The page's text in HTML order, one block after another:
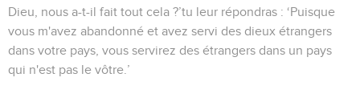
Dieu, nous a-t-il fait tout cela ?’tu leur répondras : ‘Puisque
vous m'avez abandonné et avez servi des dieux étrangers
dans votre pays, vous servirez des étrangers dans un pays
qui n'est pas le vôtre.’